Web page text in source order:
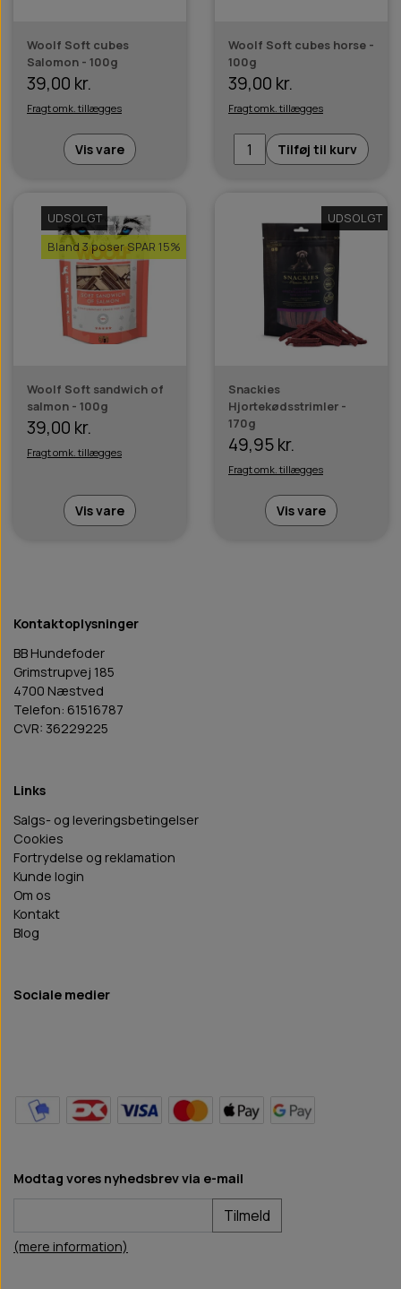
Woolf Soft cubes
Salomon - 100g
39,00 kr.
Fragt omk. tillægges
Vis vare
Woolf Soft cubes horse -
100g
39,00 kr.
Fragt omk. tillægges
Tilføj til kurv
UDSOLGT
Bland 3 poser SPAR 15%
Woolf Soft sandwich of
salmon - 100g
39,00 kr.
Fragt omk. tillægges
Vis vare
UDSOLGT
Snackies
Hjortekødsstrimler -
170g
49,95 kr.
Fragt omk. tillægges
Vis vare
Kontaktoplysninger
BB Hundefoder
Grimstrupvej 185
4700 Næstved
Telefon: 61516787
CVR: 36229225
Links
Salgs- og leveringsbetingelser
Cookies
Fortrydelse og reklamation
Kunde login
Om os
Kontakt
Blog
Sociale medier
Modtag vores nyhedsbrev via e-mail
Tilmeld
(mere information)